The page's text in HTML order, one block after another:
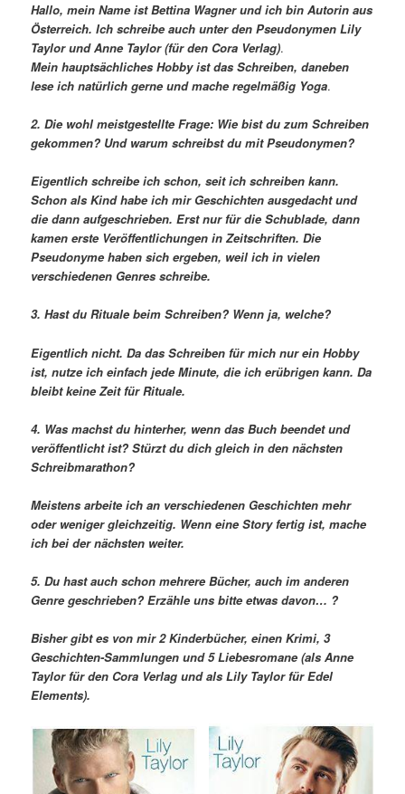
Hallo, mein Name ist Bettina Wagner und ich bin Autorin aus
Österreich. Ich schreibe auch unter den Pseudonymen Lily
Taylor und Anne Taylor (für den Cora Verlag).
Mein hauptsächliches Hobby ist das Schreiben, daneben
lese ich natürlich gerne und mache regelmäßig Yoga.
2. Die wohl meistgestellte Frage: Wie bist du zum Schreiben
gekommen? Und warum schreibst du mit Pseudonymen?
Eigentlich schreibe ich schon, seit ich schreiben kann.
Schon als Kind habe ich mir Geschichten ausgedacht und
die dann aufgeschrieben. Erst nur für die Schublade, dann
kamen erste Veröffentlichungen in Zeitschriften. Die
Pseudonyme haben sich ergeben, weil ich in vielen
verschiedenen Genres schreibe.
3. Hast du Rituale beim Schreiben? Wenn ja, welche?
Eigentlich nicht. Da das Schreiben für mich nur ein Hobby
ist, nutze ich einfach jede Minute, die ich erübrigen kann. Da
bleibt keine Zeit für Rituale.
4. Was machst du hinterher, wenn das Buch beendet und
veröffentlicht ist? Stürzt du dich gleich in den nächsten
Schreibmarathon?
Meistens arbeite ich an verschiedenen Geschichten mehr
oder weniger gleichzeitig. Wenn eine Story fertig ist, mache
ich bei der nächsten weiter.
5. Du hast auch schon mehrere Bücher, auch im anderen
Genre geschrieben? Erzähle uns bitte etwas davon… ?
Bisher gibt es von mir 2 Kinderbücher, einen Krimi, 3
Geschichten-Sammlungen und 5 Liebesromane (als Anne
Taylor für den Cora Verlag und als Lily Taylor für Edel
Elements).